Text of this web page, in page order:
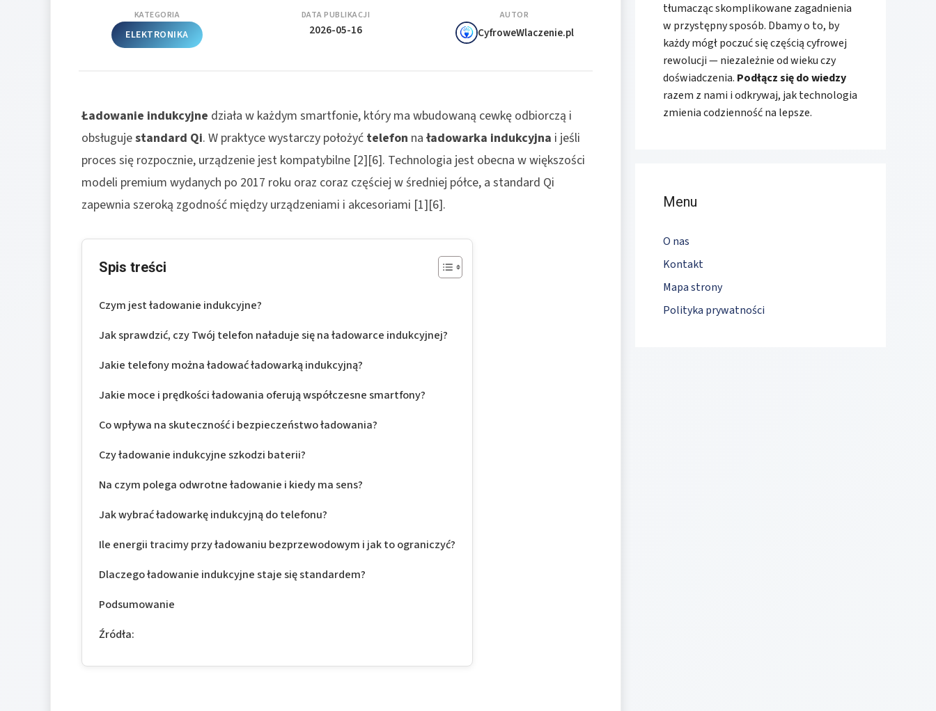
KATEGORIA
ELEKTRONIKA
DATA PUBLIKACJI
2026-05-16
AUTOR
CyfroweWlaczenie.pl
Ładowanie indukcyjne działa w każdym smartfonie, który ma wbudowaną cewkę odbiorczą i
obsługujestandard Qi. W praktyce wystarczy położyć telefon na ładowarka indukcyjna i jeśli
proces się rozpocznie, urządzenie jest kompatybilne [2][6]. Technologia jest obecna w większości
modeli premium wydanych po 2017 roku oraz coraz częściej w średniej półce, a standard Qi
zapewnia szeroką zgodność między urządzeniami i akcesoriami [1][6].
Spis treści
Czym jest ładowanie indukcyjne?
Jak sprawdzić, czy Twój telefon naładuje się na ładowarce indukcyjnej?
Jakie telefony można ładować ładowarką indukcyjną?
Jakie moce i prędkości ładowania oferują współczesne smartfony?
Co wpływa na skuteczność i bezpieczeństwo ładowania?
Czy ładowanie indukcyjne szkodzi baterii?
Na czym polega odwrotne ładowanie i kiedy ma sens?
Jak wybrać ładowarkę indukcyjną do telefonu?
Ile energii tracimy przy ładowaniu bezprzewodowym i jak to ograniczyć?
Dlaczego ładowanie indukcyjne staje się standardem?
Podsumowanie
Źródła:
tłumacząc skomplikowane zagadnienia
w przystępny sposób. Dbamy o to, by
każdy mógł poczuć się częścią cyfrowej
rewolucji — niezależnie od wieku czy
doświadczenia. Podłącz się do wiedzy
razem z nami i odkrywaj, jak technologia
zmienia codzienność na lepsze.
Menu
O nas
Kontakt
Mapa strony
Polityka prywatności